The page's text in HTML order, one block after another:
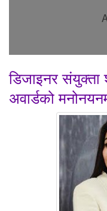
डिजाइनर संयुक्ता
अवार्डको